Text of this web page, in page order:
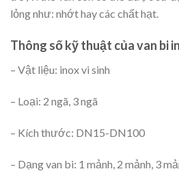
lỏng như: nhớt hay các chất hạt.
Thông số kỹ thuật của van bi
– Vật liệu: inox vi sinh
– Loại: 2 ngã, 3 ngã
– Kích thước: DN15-DN100
– Dạng van bi: 1 mảnh, 2 mảnh, 3